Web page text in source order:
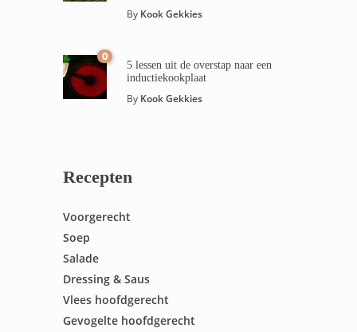
By Kook Gekkies
0
5 lessen uit de overstap naar een
inductiekookplaat
By Kook Gekkies
Recepten
Voorgerecht
Soep
Salade
Dressing & Saus
Vlees hoofdgerecht
Gevogelte hoofdgerecht